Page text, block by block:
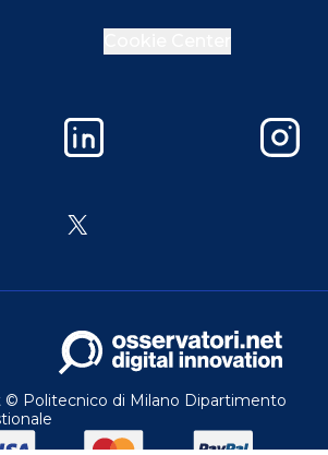
LinkedIn
X
Politecnico di Milano Dipartimento